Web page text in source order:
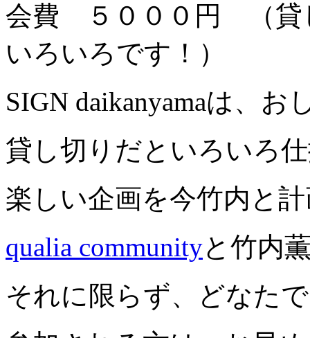
会費 ５０００円 （貸
いろいろです！）
SIGN daikanyamaは、お
貸し切りだといろいろ
楽しい企画を今竹内と
qualia communityと竹内
それに限らず、どなた